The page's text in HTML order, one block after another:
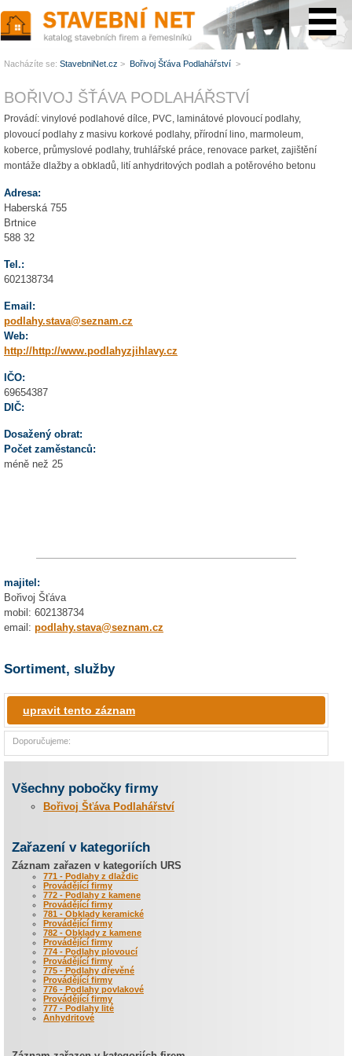
BOŘIVOJ ŠŤÁVA PODLAHÁŘSTVÍ
Provádí: vinylové podlahové dílce, PVC, laminátové plovoucí podlahy,
plovoucí podlahy z masivu korkové podlahy, přírodní lino, marmoleum,
koberce, průmyslové podlahy, truhlářské práce, renovace parket, zajištění
montáže dlažby a obkladů, lití anhydritových podlah a potěrového betonu
Adresa:
Haberská 755
Brtnice
588 32
Tel.:
602138734
Email:
podlahy.stava@seznam.cz
Web:
http://http://www.podlahyzjihlavy.cz
IČO:
69654387
DIČ:
Dosažený obrat:
Počet zaměstanců:
méně než 25
majitel:
Bořivoj Šťáva
mobil: 602138734
email: podlahy.stava@seznam.cz
Sortiment, služby
upravit tento záznam
Doporučujeme:
Všechny pobočky firmy
Bořivoj Šťáva Podlahářství
Zařazení v kategoriích
Záznam zařazen v kategoriích URS
771 - Podlahy z dlaždic
Provádějící firmy
772 - Podlahy z kamene
Provádějící firmy
781 - Obklady keramické
Provádějící firmy
782 - Obklady z kamene
Provádějící firmy
774 - Podlahy plovoucí
Provádějící firmy
775 - Podlahy dřevěné
Provádějící firmy
776 - Podlahy povlakové
Provádějící firmy
777 - Podlahy lité
Anhydritové
Nacházíte se: StavebniNet.cz > Bořivoj Šťáva Podlahářství >